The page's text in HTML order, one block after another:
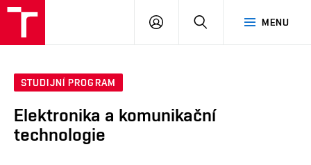
MENU
PŘIHLÁSIT
STUDIJNÍ PROGRAM
Elektronika a komunikační
technologie